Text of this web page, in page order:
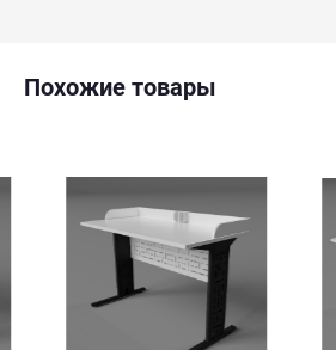
Похожие товары